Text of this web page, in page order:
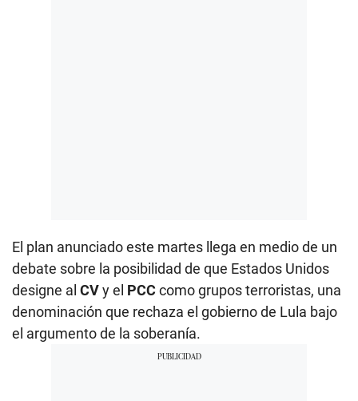
El plan anunciado este martes llega en medio de un
debate sobre la posibilidad de que Estados Unidos
designe al CVy el PCC como grupos terroristas, una
denominación que rechaza el gobierno de Lula bajo
el argumento de la soberanía.